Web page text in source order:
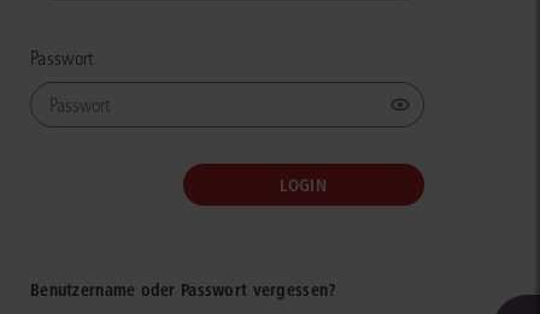
Passwort
Benutzername oder Passwort vergessen?